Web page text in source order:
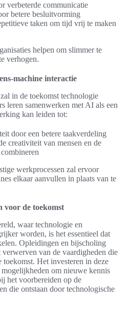
verbeterde communicatie
betere besluitvorming
taken om tijd vrij te maken
helpen om slimmer te
verhogen.
machine interactie
in de toekomst technologie
leren samenwerken met AI als een
kan leiden tot:
door een betere taakverdeling
creativiteit van mensen en de
werkprocessen zal ervoor
elkaar aanvullen in plaats van te
voor de toekomst
waar technologie en
worden, is het essentieel dat
Opleidingen en bijscholing
van de vaardigheden die
Het investeren in deze
om nieuwe kennis
het voorbereiden op de
die ontstaan door technologische